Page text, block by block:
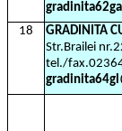
18
GRADINITA
Str.Brailei
tel./